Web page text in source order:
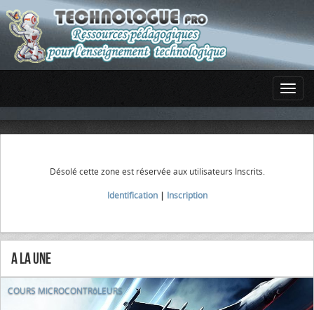
Désolé cette zone est réservée aux utilisateurs Inscrits.
Identification| Inscription
A la Une
COURS MICROCONTRôLEURS